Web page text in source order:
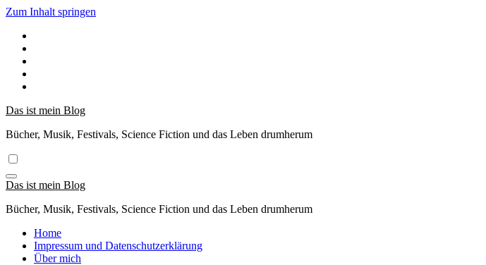
Zum Inhalt springen
Das ist mein Blog
Bücher, Musik, Festivals, Science Fiction und das Leben drumherum
Das ist mein Blog
Bücher, Musik, Festivals, Science Fiction und das Leben drumherum
Home
Impressum und Datenschutzerklärung
Über mich